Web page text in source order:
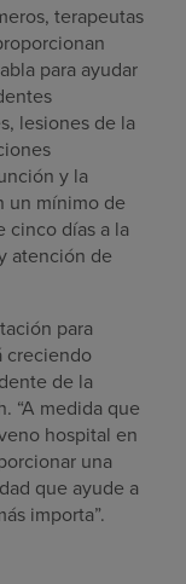
terapeutas
para ayudar
lesiones de la
y la
un mínimo de
cinco días a la
atención de
para
creciendo
de la
“A medida que
hospital en
una
que ayude a
importa”.